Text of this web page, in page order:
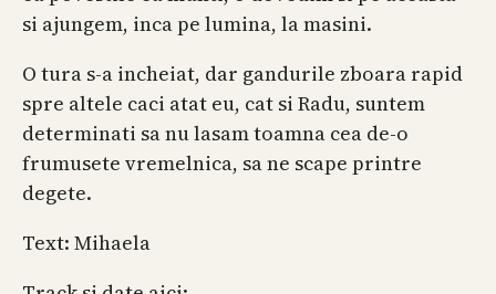
si ajungem, inca pe lumina, la masini.
O tura s-a incheiat, dar gandurile zboara rapid
spre altele caci atat eu, cat si Radu, suntem
determinati sa nu lasam toamna cea de-o
frumusete vremelnica, sa ne scape printre
degete.
Text: Mihaela